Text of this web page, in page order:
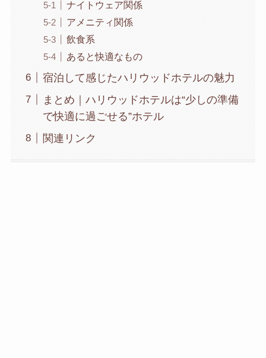
ナイトウェア関係
アメニティ関係
飲食系
あると快適なもの
宿泊して感じたハリウッドホテルの魅力
まとめ｜ハリウッドホテルは“少しの準備
で快適に過ごせる”ホテル
関連リンク